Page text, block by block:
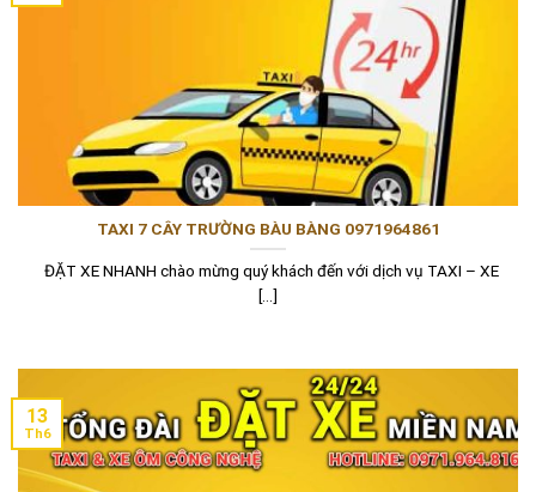
TAXI 7 CÂY TRƯỜNG BÀU BÀNG 0971964861
ĐẶT XE NHANH chào mừng quý khách đến với dịch vụ TAXI – XE
[...]
13
Th6